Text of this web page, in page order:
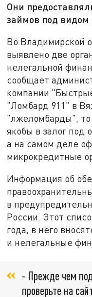
Они
займов под видом
Во Владимирской
выявлено две
нелегальной
сообщает
компании
"Ломбард 911" в
"лжеломбарды", то
якобы в залог под
а на самом деле
микрокредитные
Информация об
в
России. Этот
года, в него
и нелегальные
- Прежде чем
проверьте на